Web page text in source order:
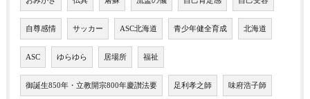
自尊感情 サッカー ASC北海道 青少年健全育成 北海道
ASC ゆらゆら 居場所 福祉
御誕生850年・立教開宗800年慶讃法要 足利孝之師 味府浩子師